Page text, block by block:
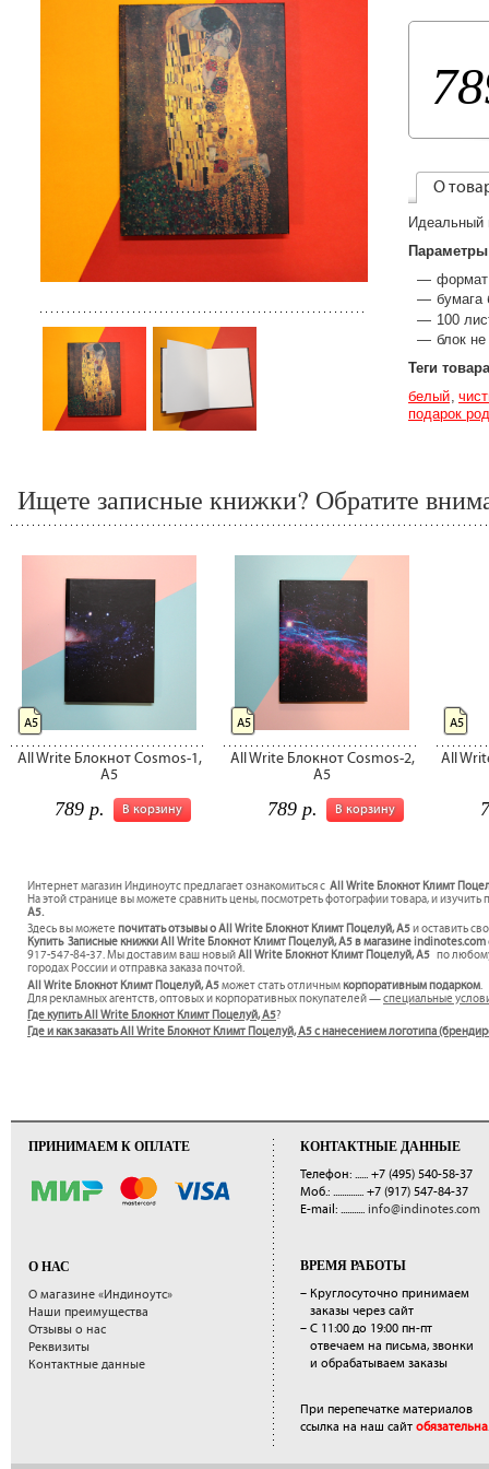
О
Идеальный
Параметры
бумага
100
блок
Теги товара
белый
подарок
Ищете записные книжки? Обратите
All Write Блокнот Cosmos-1,
A5
В корзину
789 р.
А5
All Write Блокнот Cosmos-2,
A5
В корзину
789 р.
А5
All
А5
Интернет магазин Индиноутс предлагает ознакомиться с All Write Блокнот Климт
На этой странице вы можете сравнить цены, посмотреть фотографии товара, и
A5.
Здесь вы можете почитать отзывы о All Write Блокнот Климт Поцелуй, A5и оставить
Купить Записные книжки All Write Блокнот Климт Поцелуй, A5 в магазине indinotes.com
917-547-84-37. Мы доставим ваш новыйAll Write Блокнот Климт Поцелуй, A5 по
городах России и отправка заказа почтой.
All Write Блокнот Климт Поцелуй, A5может стать отличнымкорпоративным подарком.
Для рекламных агентств, оптовых и корпоративных покупателей —специальные
Где купить All Write Блокнот Климт Поцелуй, A5?
Где и как заказать All Write Блокнот Климт Поцелуй, A5 с нанесением логотипа
ПРИНИМАЕМ К ОПЛАТЕ
О НАС
О магазине «Индиноутс»
Наши преимущества
Отзывы о нас
Реквизиты
Контактные данные
КОНТАКТНЫЕ ДАННЫЕ
Телефон: ...... +7 (495) 540-58-37
Моб.: .............. +7 (917) 547-84-37
E-mail: ........... info@indinotes.com
ВРЕМЯ РАБОТЫ
– Круглосуточно принимаем
заказы через сайт
– С 11:00 до 19:00 пн-пт
отвечаем на письма, звонки
и обрабатываем заказы
При перепечатке материалов
ссылка на наш сайт обязательна.